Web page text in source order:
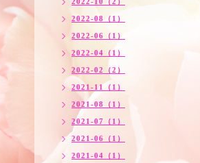
2022-08（1）
2022-06（1）
2022-04（1）
2022-02（2）
2021-11（1）
2021-08（1）
2021-07（1）
2021-06（1）
2021-04（1）